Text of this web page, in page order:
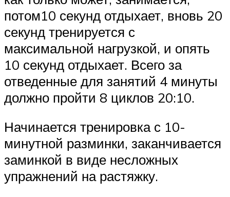
потом10 секунд отдыхает, вновь 20
секунд тренируется с
максимальной нагрузкой, и опять
10 секунд отдыхает. Всего за
отведенные для занятий 4 минуты
должно пройти 8 циклов 20:10.
Начинается тренировка с 10-
минутной разминки, заканчивается
заминкой в виде несложных
упражнений на растяжку.